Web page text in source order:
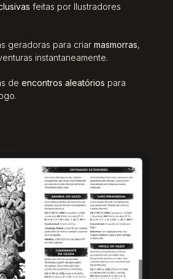
feitas por Ilustradores
geradoras para criarmasmorras,
instantaneamente.
deencontros aleatórios para